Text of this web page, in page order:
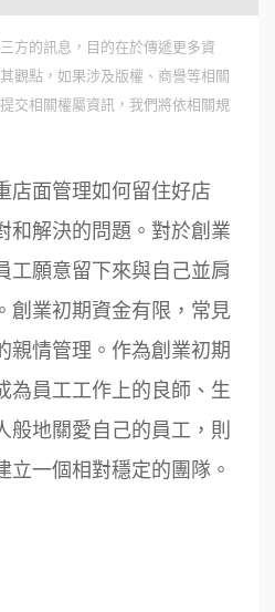
方的訊息，目的在於傳遞更多資
觀點，如果涉及版權、商譽等相關
交相關權屬資訊，我們將依相關規
店面管理如何留住好店
和解決的問題。對於創業
工願意留下來與自己並肩
創業初期資金有限，常見
親情管理。作為創業初期
為員工工作上的良師、生
般地關愛自己的員工，則
立一個相對穩定的團隊。